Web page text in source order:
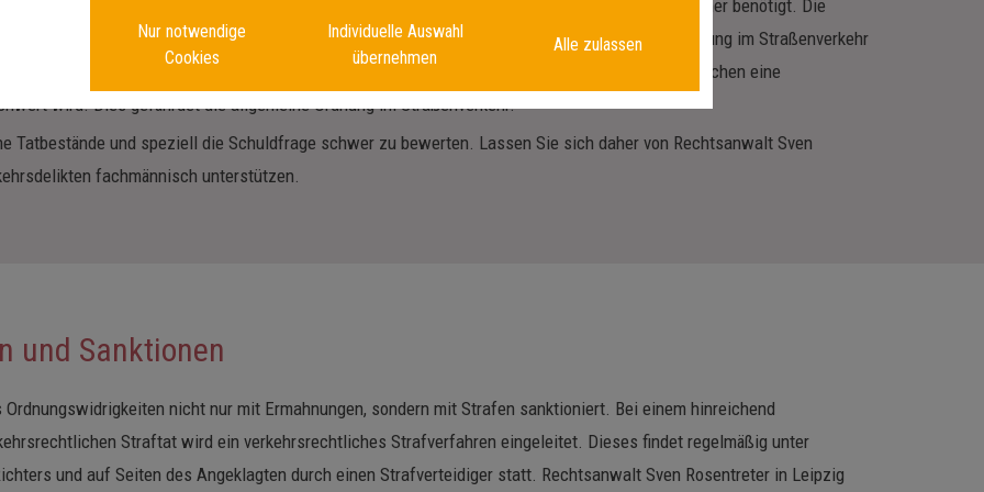
einem entsprechend verkehrswidrigen und rücksichtslosen Verhalten andere Verkehrsteilnehmer benötigt. Die
die Gesundheit und das Leben anderer Verkehrsteilnehmer, sondern soll auch die Ordnung im Straßenverkehr
ein strafrechtliches Verkehrsdelikt, weil mit der Benutzung falscher Kennzeichen eine
wird. Dies gefährdet die allgemeine Ordnung im Straßenverkehr.
Tatbestände und speziell die Schuldfrage schwer zu bewerten. Lassen Sie sich daher von Rechtsanwalt Sven
fachmännisch unterstützen.
und Sanktionen
nicht nur mit Ermahnungen, sondern mit Strafen sanktioniert. Bei einem hinreichend
Straftat wird ein verkehrsrechtliches Strafverfahren eingeleitet. Dieses findet regelmäßig unter
und auf Seiten des Angeklagten durch einen Strafverteidiger statt. Rechtsanwalt Sven Rosentreter in Leipzig
Nur notwendige
Cookies
Individuelle Auswahl
übernehmen
Alle zulassen